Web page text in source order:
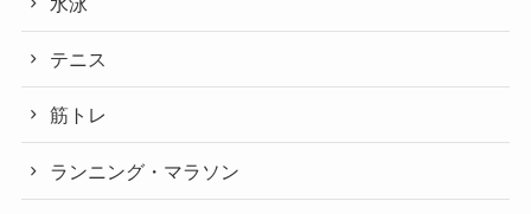
テニス
筋トレ
ランニング・マラソン